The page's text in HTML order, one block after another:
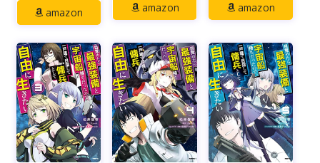
amazon
amazon
amazon